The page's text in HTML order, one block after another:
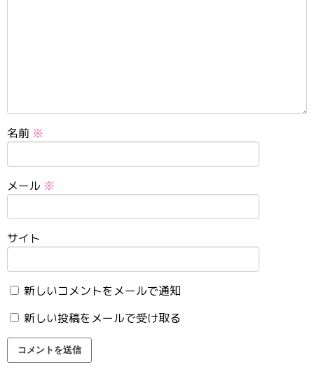
名前 ※
メール ※
サイト
新しいコメントをメールで通知
新しい投稿をメールで受け取る